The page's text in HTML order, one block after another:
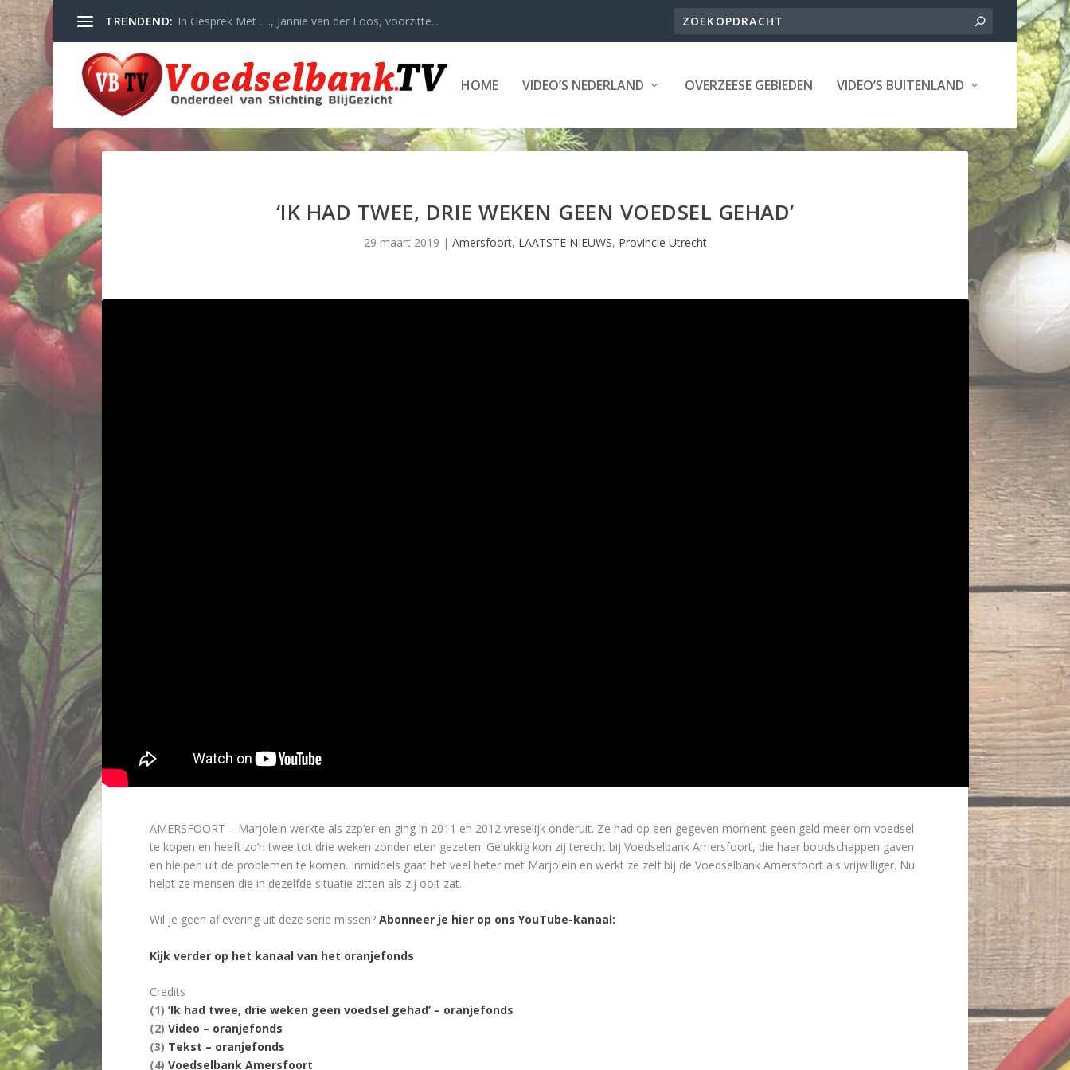
TRENDEND: In Gesprek Met …., Jannie van der Loos, voorzitte...
HOME VIDEO’S NEDERLAND OVERZEESE GEBIEDEN VIDEO’S BUITENLAND
‘IK HAD TWEE, DRIE WEKEN GEEN VOEDSEL GEHAD’
29 maart 2019 | Amersfoort, LAATSTE NIEUWS, Provincie Utrecht
AMERSFOORT – Marjolein werkte als zzp’er en ging in 2011 en 2012 vreselijk onderuit. Ze had op een gegeven moment geen geld meer om voedsel
te kopen en heeft zo’n twee tot drie weken zonder eten gezeten. Gelukkig kon zij terecht bij Voedselbank Amersfoort, die haar boodschappen gaven
en hielpen uit de problemen te komen. Inmiddels gaat het veel beter met Marjolein en werkt ze zelf bij de Voedselbank Amersfoort als vrijwilliger. Nu
helpt ze mensen die in dezelfde situatie zitten als zij ooit zat.
Wil je geen aflevering uit deze serie missen? Abonneer je hier op ons YouTube-kanaal:
Kijk verder op het kanaal van het oranjefonds
Credits
(1) ‘Ik had twee, drie weken geen voedsel gehad’ – oranjefonds
(2) Video – oranjefonds
(3) Tekst – oranjefonds
(4) Voedselbank Amersfoort